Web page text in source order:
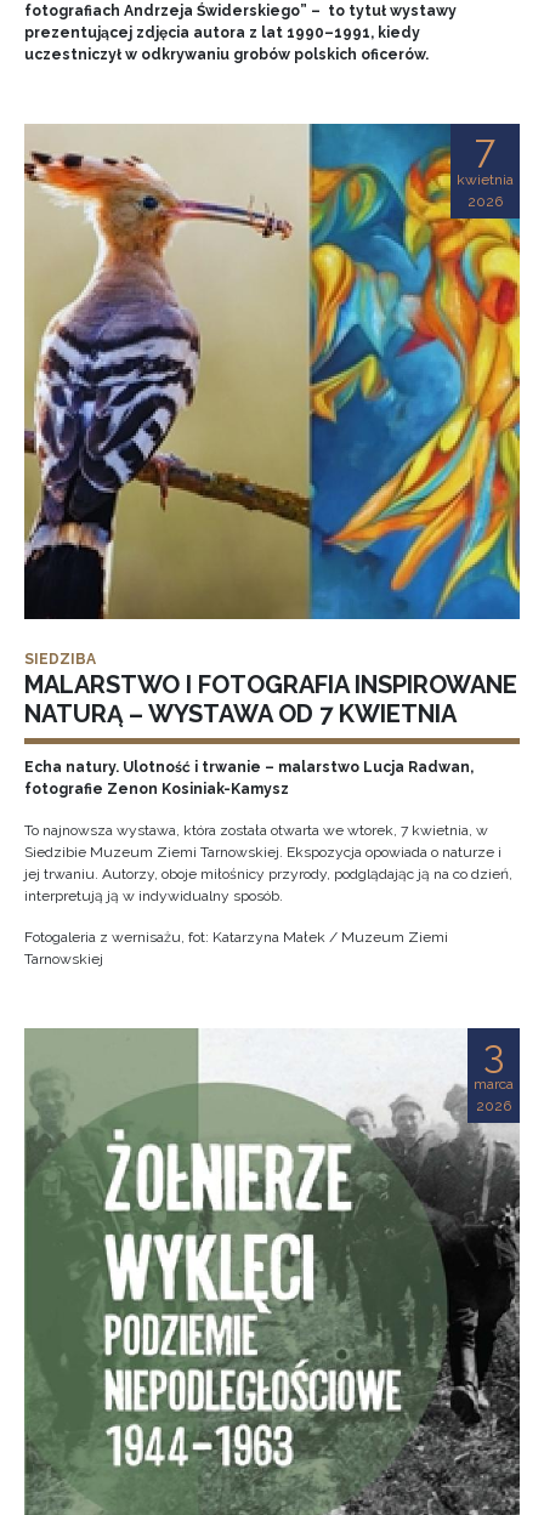
fotografiach Andrzeja Świderskiego” – to tytuł wystawy
prezentującej zdjęcia autora z lat 1990–1991, kiedy
uczestniczył w odkrywaniu grobów polskich oficerów.
7
kwietnia
2026
SIEDZIBA
MALARSTWO I FOTOGRAFIA INSPIROWANE
NATURĄ – WYSTAWA OD 7 KWIETNIA
Echa natury. Ulotność i trwanie – malarstwo Lucja Radwan,
fotografie Zenon Kosiniak-Kamysz
To najnowsza wystawa, która została otwarta we wtorek, 7 kwietnia, w
Siedzibie Muzeum Ziemi Tarnowskiej. Ekspozycja opowiada o naturze i
jej trwaniu. Autorzy, oboje miłośnicy przyrody, podglądając ją na co dzień,
interpretują ją w indywidualny sposób.
Fotogaleria z wernisażu, fot: Katarzyna Małek / Muzeum Ziemi
Tarnowskiej
3
marca
2026